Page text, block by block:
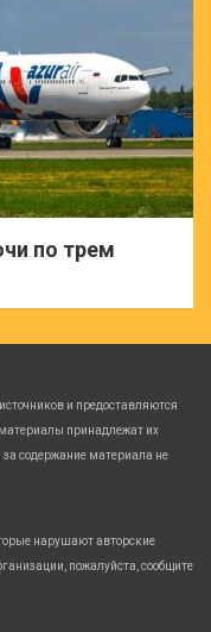
по трем
и предоставляются
принадлежат их
содержание материала не
нарушают авторские
пожалуйста, сообщите